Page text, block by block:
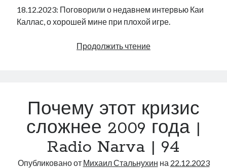
18.12.2023: Поговорили о недавнем интервью Каи
Каллас, о хорошей мине при плохой игре.
Продолжить чтениеСнова
|
Radio
Narva
95
Почему этот кризис
сложнее 2009 года |
Radio Narva | 94
Опубликовано от Михаил Стальнухин на 22.12.2023